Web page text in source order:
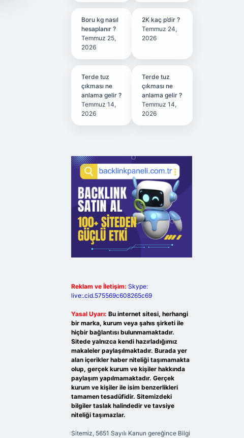
Boru kg nasıl
hesaplanır ?
Temmuz 25,
2026
2K kaç p’dir ?
Temmuz 24,
2026
Terde tuz
çıkması ne
anlama gelir ?
Temmuz 14,
2026
Terde tuz
çıkması ne
anlama gelir ?
Temmuz 14,
2026
Reklam ve İletişim: Skype:
live:.cid.575569c608265c69
Yasal Uyarı: Bu internet sitesi, herhangi
bir marka, kurum veya şahıs şirketi ile
hiçbir bağlantısı bulunmamaktadır.
Sitede yalnızca kendi hazırladığımız
makaleler paylaşılmaktadır. Burada yer
alan içerikler haber niteliği taşımamakta
olup, gerçek kurum ve kişiler hakkında
paylaşım yapılmamaktadır. Gerçek
kurum ve kişiler ile isim benzerlikleri
tamamen tesadüfidir. Sitemizdeki
bilgiler taslak halindedir ve tavsiye
niteliği taşımazlar.
Sitemiz, 5651 Sayılı Kanun gereğince Bilgi